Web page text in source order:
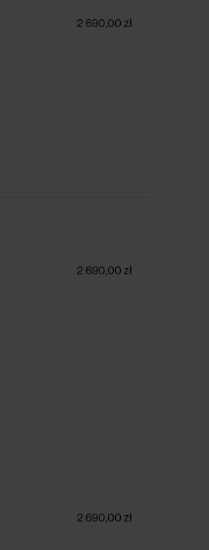
2 690,00 zł
2 690,00 zł
2 690,00 zł